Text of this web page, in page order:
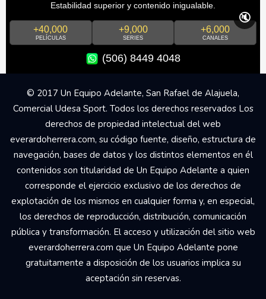
Estabilidad superior y contenido inigualable.
+40,000
PELÍCULAS
+9,000
SERIES
+6,000
CANALES
(506) 8449 4048
🔇
© 2017 Un Equipo Adelante, San Rafael de Alajuela,
Comercial Udesa Sport. Todos los derechos reservados Los
derechos de propiedad intelectual del web
everardoherrera.com, su código fuente, diseño, estructura de
navegación, bases de datos y los distintos elementos en él
contenidos son titularidad de Un Equipo Adelante a quien
corresponde el ejercicio exclusivo de los derechos de
explotación de los mismos en cualquier forma y, en especial,
los derechos de reproducción, distribución, comunicación
pública y transformación. El acceso y utilización del sitio web
everardoherrera.com que Un Equipo Adelante pone
gratuitamente a disposición de los usuarios implica su
aceptación sin reservas.